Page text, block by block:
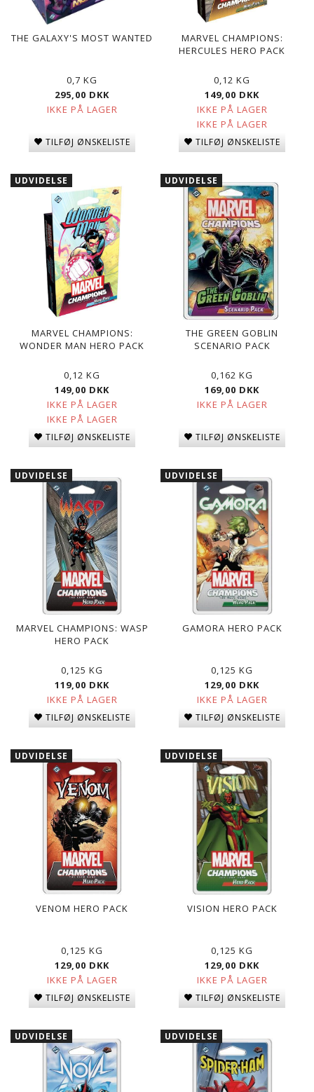
THE GALAXY'S MOST WANTED
0,7 KG
295,00 DKK
IKKE PÅ LAGER
TILFØJ ØNSKELISTE
MARVEL CHAMPIONS:
HERCULES HERO PACK
0,12 KG
149,00 DKK
IKKE PÅ LAGER
IKKE PÅ LAGER
TILFØJ ØNSKELISTE
UDVIDELSE
MARVEL CHAMPIONS:
WONDER MAN HERO PACK
0,12 KG
149,00 DKK
IKKE PÅ LAGER
IKKE PÅ LAGER
TILFØJ ØNSKELISTE
UDVIDELSE
THE GREEN GOBLIN
SCENARIO PACK
0,162 KG
169,00 DKK
IKKE PÅ LAGER
TILFØJ ØNSKELISTE
UDVIDELSE
MARVEL CHAMPIONS: WASP
HERO PACK
0,125 KG
119,00 DKK
IKKE PÅ LAGER
TILFØJ ØNSKELISTE
UDVIDELSE
GAMORA HERO PACK
0,125 KG
129,00 DKK
IKKE PÅ LAGER
TILFØJ ØNSKELISTE
UDVIDELSE
VENOM HERO PACK
0,125 KG
129,00 DKK
IKKE PÅ LAGER
TILFØJ ØNSKELISTE
UDVIDELSE
VISION HERO PACK
0,125 KG
129,00 DKK
IKKE PÅ LAGER
TILFØJ ØNSKELISTE
UDVIDELSE UDVIDELSE